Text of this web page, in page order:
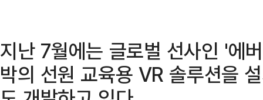
지난 7월에는 글로벌 선사인 '에
박의 선원 교육용 VR 솔루션을